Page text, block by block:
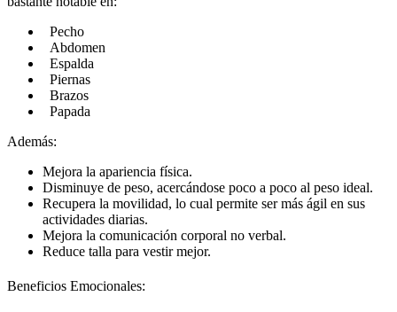
Pecho
Abdomen
Espalda
Piernas
Brazos
Papada
Además:
Mejora la apariencia física.
Disminuye de peso, acercándose poco a poco al peso ideal.
Recupera la movilidad, lo cual permite ser más ágil en sus
actividades diarias.
Mejora la comunicación corporal no verbal.
Reduce talla para vestir mejor.
Beneficios Emocionales: